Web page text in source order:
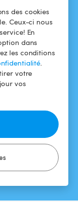
des cookies
Ceux-ci nous
En
dans
les conditions
.
votre
vos
Conditions
d'utilisation
Politique de
confidentialité
Mentions légales